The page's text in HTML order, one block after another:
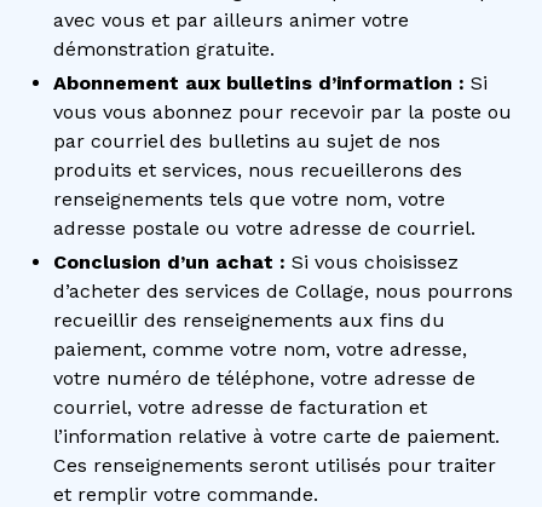
avec vous et par ailleurs animer votre
démonstration gratuite.
Abonnement aux bulletins d’information : Si
vous vous abonnez pour recevoir par la poste ou
par courriel des bulletins au sujet de nos
produits et services, nous recueillerons des
renseignements tels que votre nom, votre
adresse postale ou votre adresse de courriel.
Conclusion d’un achat : Si vous choisissez
d’acheter des services de Collage, nous pourrons
recueillir des renseignements aux fins du
paiement, comme votre nom, votre adresse,
votre numéro de téléphone, votre adresse de
courriel, votre adresse de facturation et
l’information relative à votre carte de paiement.
Ces renseignements seront utilisés pour traiter
et remplir votre commande.